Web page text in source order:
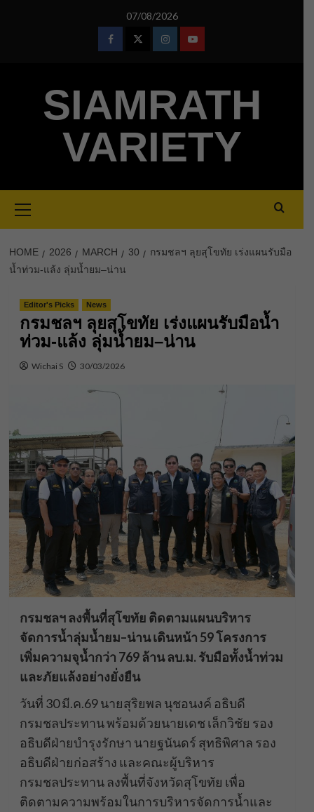
07/08/2026
FacebookTwitterInstagramYoutube
SIAMRATH
VARIETY
Menu
HOME 2026 MARCH 30
กรมชลฯ ลุยสุโขทัย เร่งแผนรับมือ
น้ำท่วม-แล้ง ลุ่มน้ำยม–น่าน
Editor's Picks News
กรมชลฯ ลุยสุโขทัย เร่งแผนรับมือน้ำ
ท่วม-แล้ง ลุ่มน้ำยม–น่าน
Wichai S 30/03/2026
กรมชลฯ ลงพื้นที่สุโขทัย ติดตามแผนบริหาร
จัดการน้ำลุ่มน้ำยม–น่าน เดินหน้า 59 โครงการ
เพิ่มความจุน้ำกว่า 769 ล้าน ลบ.ม. รับมือทั้งน้ำท่วม
และภัยแล้งอย่างยั่งยืน
วันที่ 30 มี.ค.69 นายสุริยพล นุชอนงค์ อธิบดี
กรมชลประทาน พร้อมด้วยนายเดช เล็กวิชัย รอง
อธิบดีฝ่ายบำรุงรักษา นายฐนันดร์ สุทธิพิศาล รอง
อธิบดีฝ่ายก่อสร้าง และคณะผู้บริหาร
กรมชลประทาน ลงพื้นที่จังหวัดสุโขทัย เพื่อ
ติดตามความพร้อมในการบริหารจัดการน้ำและ